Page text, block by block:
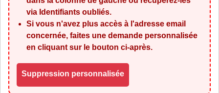
via Identifiants oubliés.
Si vous n'avez plus accès à l'adresse email
concernée, faites une demande personnalisée
en cliquant sur le bouton ci-après.
Suppression personnalisée